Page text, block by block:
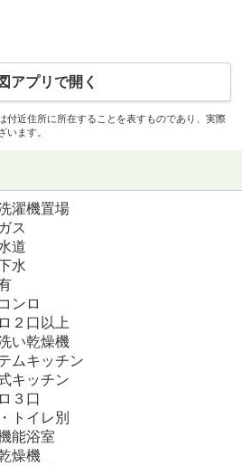
アプリで開く
近住所に所在することを表すものであり、実際
います。
濯機置場
ス
道
水
ンロ
２口以上
い乾燥機
ムキッチン
キッチン
３口
トイレ別
能浴室
燥機